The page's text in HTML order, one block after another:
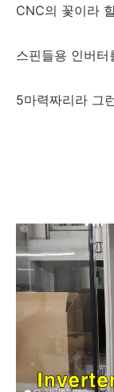
CNC의 꽃이라
스핀들용 인버
5마력짜리라 그